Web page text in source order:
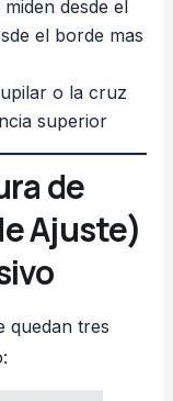
desde el
el borde mas
o la cruz
superior
de
Ajuste)
quedan tres